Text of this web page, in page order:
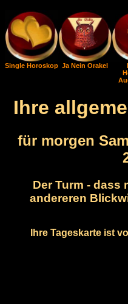
Single Horoskop Ja Nein Orakel
Ihre
für morgen
Der Turm - dass
andereren
Ihre Tageskarte ist